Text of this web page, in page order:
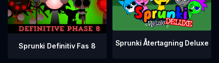
Sprunki Definitiv Fas 8 Sprunki Återtagning Deluxe